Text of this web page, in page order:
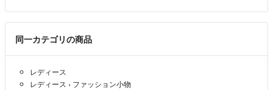
同一カテゴリの商品
レディース
レディース › ファッション小物